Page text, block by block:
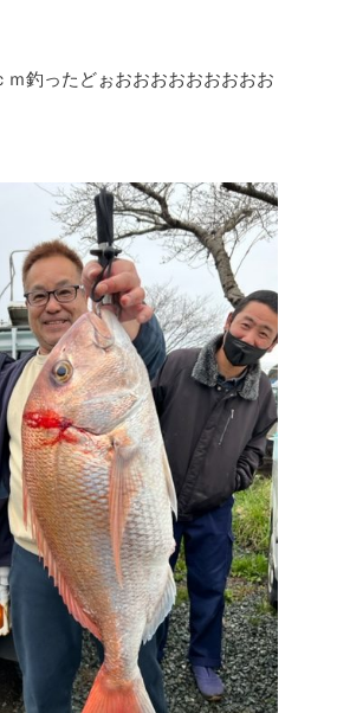
ｍ釣ったどぉおおおおおおおおお